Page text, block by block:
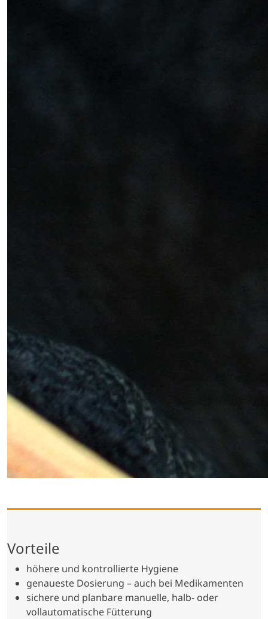
Vorteile
höhere und kontrollierte Hygiene
genaueste Dosierung – auch bei Medikamenten
sichere und planbare manuelle, halb- oder
vollautomatische Fütterung